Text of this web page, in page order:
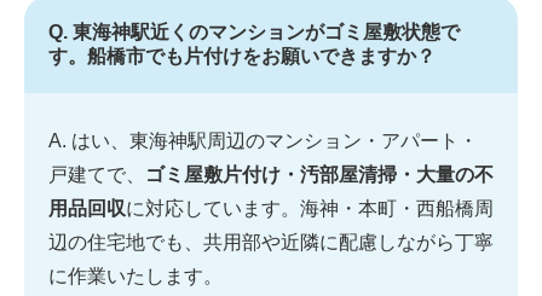
Q. 東海神駅近くのマンションがゴミ屋敷状態で
す。船橋市でも片付けをお願いできますか？
A. はい、東海神駅周辺のマンション・アパート・
戸建てで、
ゴミ屋敷片付け・汚部屋清掃・大量の不
用品回収に対応しています。海神・本町・西船橋周
辺の住宅地でも、共用部や近隣に配慮しながら丁寧
に作業いたします。